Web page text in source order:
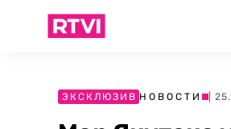
ЭКСКЛЮЗИВ НОВОСТИ |